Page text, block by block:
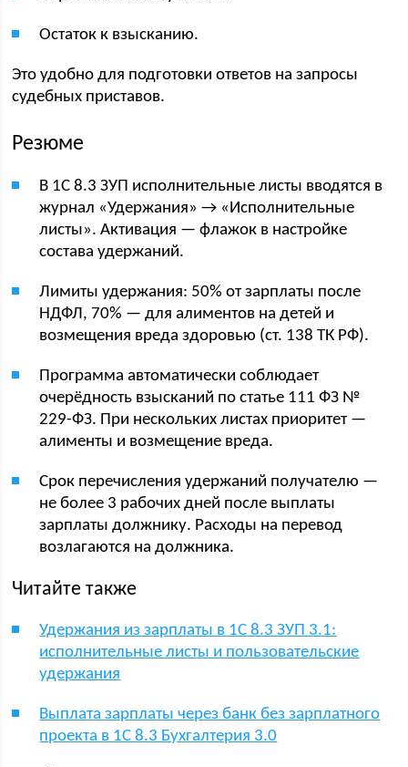
Остаток к взысканию.
Это удобно для подготовки ответов на запросы
судебных приставов.
Резюме
В 1С 8.3 ЗУП исполнительные листы вводятся в
журнал «Удержания» → «Исполнительные
листы». Активация — флажок в настройке
состава удержаний.
Лимиты удержания: 50% от зарплаты после
НДФЛ, 70% — для алиментов на детей и
возмещения вреда здоровью (ст. 138 ТК РФ).
Программа автоматически соблюдает
очерёдность взысканий по статье 111 ФЗ №
229-ФЗ. При нескольких листах приоритет —
алименты и возмещение вреда.
Срок перечисления удержаний получателю —
не более 3 рабочих дней после выплаты
зарплаты должнику. Расходы на перевод
возлагаются на должника.
Читайте также
Удержания из зарплаты в 1С 8.3 ЗУП 3.1:
исполнительные листы и пользовательские
удержания
Выплата зарплаты через банк без зарплатного
проекта в 1С 8.3 Бухгалтерия 3.0